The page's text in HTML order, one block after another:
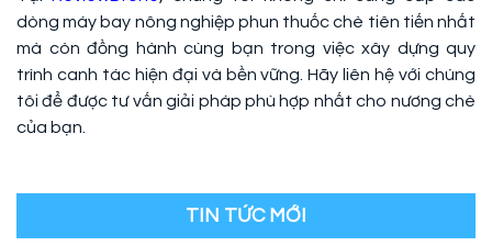
dòng máy bay nông nghiệp phun thuốc chè tiên tiến nhất
mà còn đồng hành cùng bạn trong việc xây dựng quy
trình canh tác hiện đại và bền vững. Hãy liên hệ với chúng
tôi để được tư vấn giải pháp phù hợp nhất cho nương chè
của bạn.
TIN TỨC MỚI